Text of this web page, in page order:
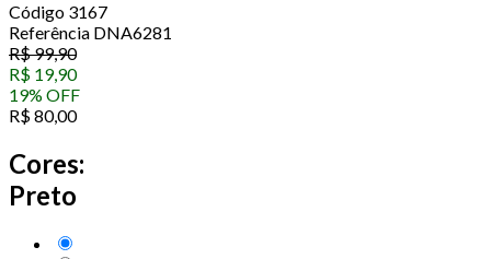
Código 3167
Referência DNA6281
R$99,90
R$ 19,90
19% OFF
R$80,00
Cores:
Preto